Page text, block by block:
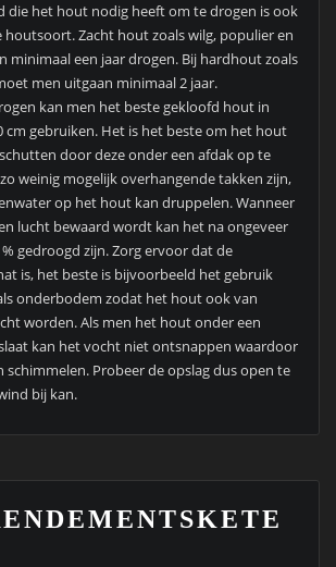
die het hout nodig heeft om te drogen is ook
houtsoort. Zacht hout zoals wilg, populier en
minimaal een jaar drogen. Bij hardhout zoals
men uitgaan minimaal 2 jaar.
kan men het beste gekloofd hout in
cm gebruiken. Het is het beste om het hout
door deze onder een afdak op te
weinig mogelijk overhangende takken zijn,
op het hout kan druppelen. Wanneer
lucht bewaard wordt kan het na ongeveer
gedroogd zijn. Zorg ervoor dat de
is, het beste is bijvoorbeeld het gebruik
onderbodem zodat het hout ook van
worden. Als men het hout onder een
kan het vocht niet ontsnappen waardoor
schimmelen. Probeer de opslag dus open te
bij kan.